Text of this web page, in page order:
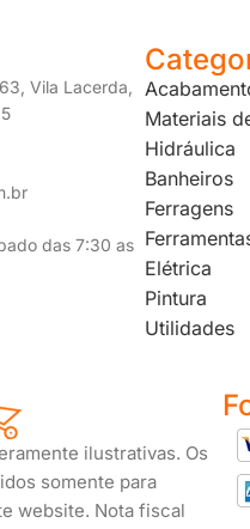
Vila Lacerda,
das 7:30 as
Materiais
Hidráulica
Banheiros
Ferragens
Elétrica
Pintura
Utilidades
ilustrativas. Os
somente para
website. Nota fiscal